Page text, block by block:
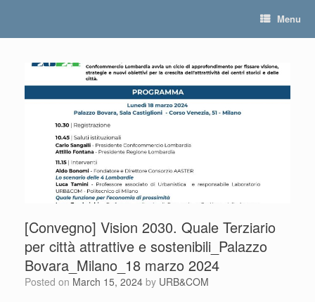
Menu
[Convegno] Vision 2030. Quale Terziario
per città attrattive e sostenibili_Palazzo
Bovara_Milano_18 marzo 2024
Posted on March 15, 2024 by URB&COM